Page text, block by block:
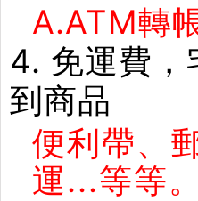
A.ATM轉
4. 免運費，
到商品
便利帶、
運...等等